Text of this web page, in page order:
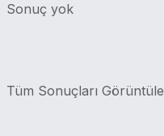
Sonuç yok
Tüm Sonuçları Görüntüle